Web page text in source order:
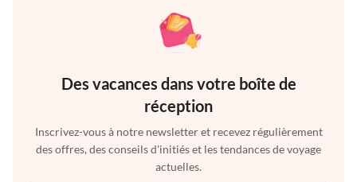
Des vacances dans votre boîte de
réception
Inscrivez-vous à notre newsletter et recevez régulièrement
des offres, des conseils d'initiés et les tendances de voyage
actuelles.